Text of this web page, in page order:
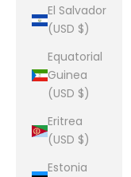
El Salvador
(USD $)
Equatorial
Guinea
(USD $)
Eritrea
(USD $)
Estonia